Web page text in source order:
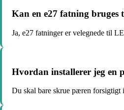
Kan en e27 fatning
Ja, e27 fatninger er velegnede til
Hvordan installerer jeg en
Du skal bare skrue pæren forsigtigt